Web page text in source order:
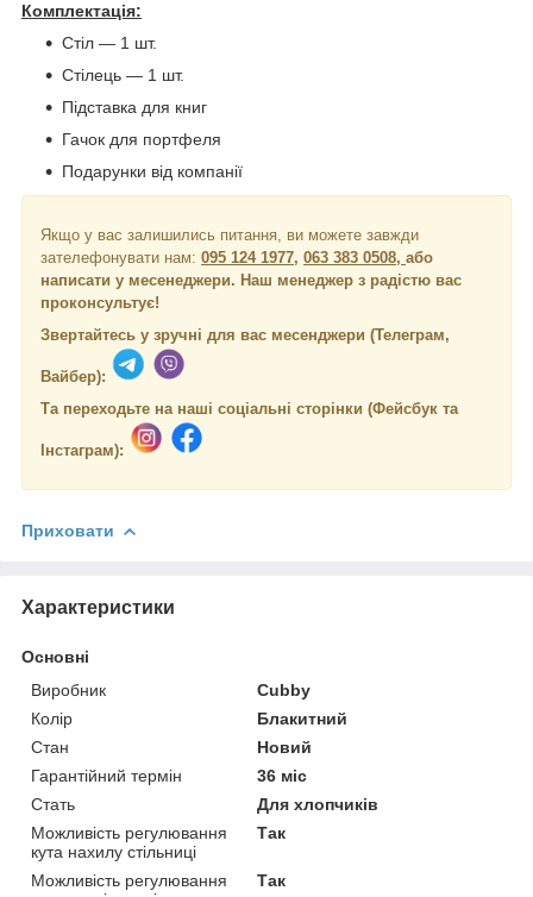
Комплектація:
Стіл — 1 шт.
Стілець — 1 шт.
Підставка для книг
Гачок для портфеля
Подарунки від компанії
Якщо у вас залишились питання, ви можете завжди
зателефонувати нам: 095 124 1977, 063 383 0508, або
написати у месенеджери. Наш менеджер з радістю вас
проконсультує!
Звертайтесь у зручні для вас месенджери (Телеграм,
Вайбер):
Та переходьте на наші соціальні сторінки (Фейсбук та
Інстаграм):
Приховати
Характеристики
Основні
Виробник
Cubby
Колір
Блакитний
Стан
Новий
Гарантійний термін
36 міс
Стать
Для хлопчиків
Можливість регулювання
кута нахилу стільниці
Так
Можливість регулювання
Так